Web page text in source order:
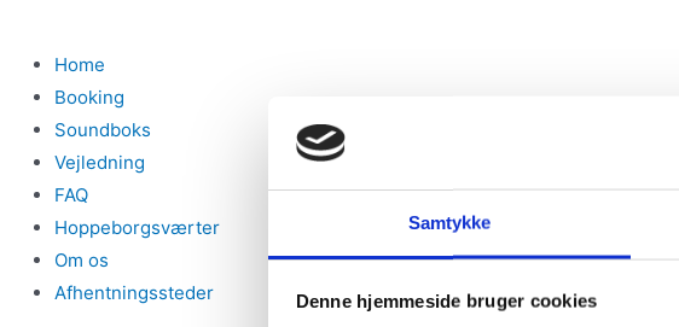
Samtykke
Denne hjemmeside bruger cookies
Home
Booking
Soundboks
Vejledning
FAQ
Hoppeborgsværter
Om os
Afhentningssteder